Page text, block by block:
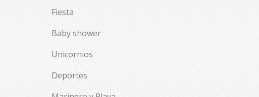
Fiesta
Baby shower
Unicornios
Deportes